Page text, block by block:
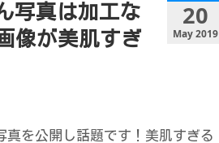
20
May 2019
写真は加工な
像が美肌すぎ
を公開し話題です！美肌すぎる